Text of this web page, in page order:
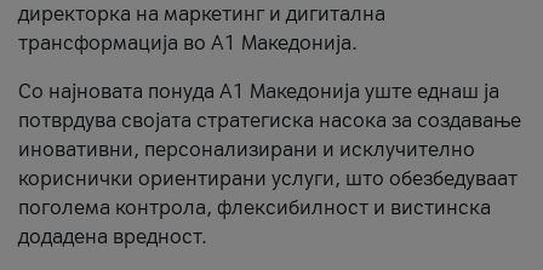
директорка на маркетинг и дигитална
трансформација во А1 Македонија.
Со најновата понуда А1 Македонија уште еднаш ја
потврдува својата стратегиска насока за создавање
иновативни, персонализирани и исклучително
кориснички ориентирани услуги, што обезбедуваат
поголема контрола, флексибилност и вистинска
додадена вредност.